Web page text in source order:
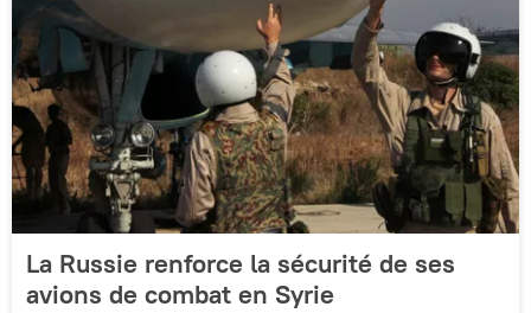
La Russie renforce la sécurité de ses
avions de combat en Syrie